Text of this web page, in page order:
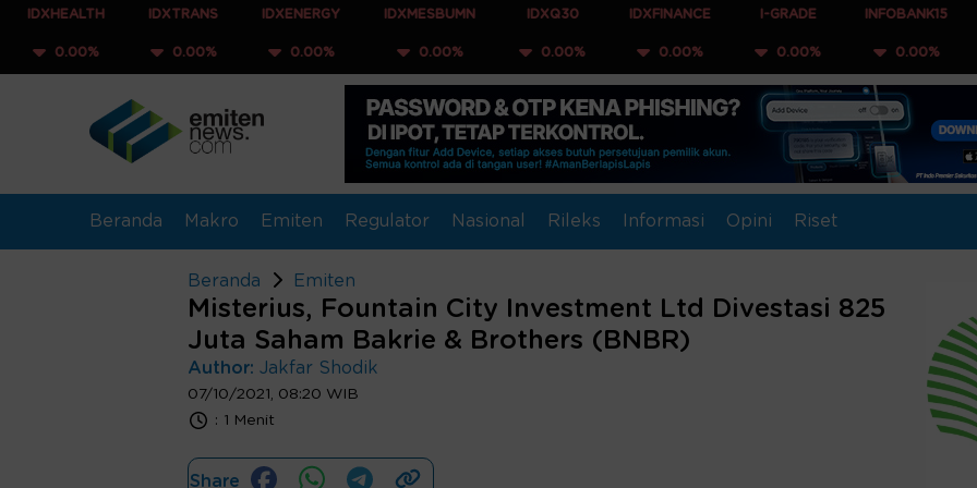
IDXTRANS
0.00%
IDXENERGY
0.00%
IDXMESBUMN
0.00%
IDXQ30
0.00%
IDXFINANCE
0.00%
I-GRADE
0.00%
INFOBANK15
0.00%
Beranda Makro Emiten Regulator Nasional Rileks Informasi Opini Riset
Beranda Emiten
Misterius, Fountain City Investment Ltd Divestasi 825
Juta Saham Bakrie & Brothers (BNBR)
Author: Jakfar Shodik
07/10/2021, 08:20 WIB
: 1 Menit
Share